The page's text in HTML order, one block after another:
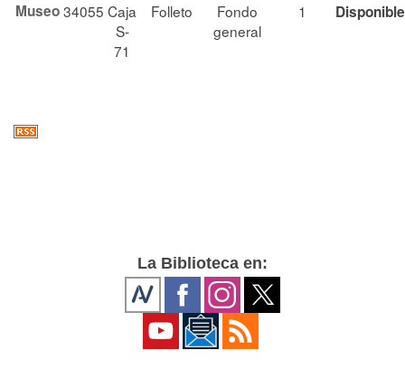
Museo34055 Caja
S-
71
Folleto
Fondo
general
1 Disponible
La Biblioteca en: